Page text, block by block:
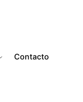
Contacto